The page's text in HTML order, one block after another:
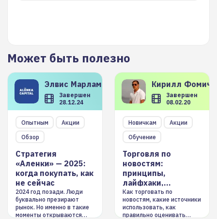
Может быть полезно
Элвис Марламов
Завершен
28.12.24
Опытным
Акции
Обзор
Стратегия
«Аленки» — 2025:
когда покупать, как
не сейчас
2024 год позади. Люди
буквально презирают
рынок. Но именно в такие
моменты открываются
Кирилл
Завершен
08.02.20
Новичкам
Акции
Обучение
Торговля по
новостям:
принципы,
лайфхаки,
инструменты
Как торговать по
новостям, какие источники
использовать, как
правильно оценивать